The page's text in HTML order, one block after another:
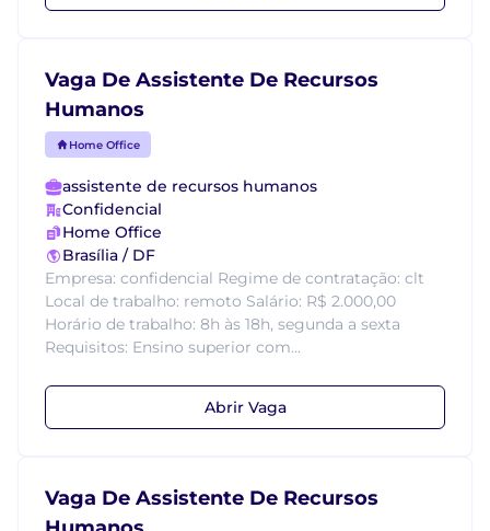
Vaga De Assistente De Recursos
Humanos
Home Office
assistente de recursos humanos
Confidencial
Home Office
Brasília / DF
Empresa: confidencial Regime de contratação: clt
Local de trabalho: remoto Salário: R$ 2.000,00
Horário de trabalho: 8h às 18h, segunda a sexta
Requisitos: Ensino superior com...
Abrir Vaga
Vaga De Assistente De Recursos